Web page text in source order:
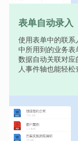
表单自动录入
使用表单中的联系
中所用到的业务表
数据自动关联对应
人事件轴也能轻松